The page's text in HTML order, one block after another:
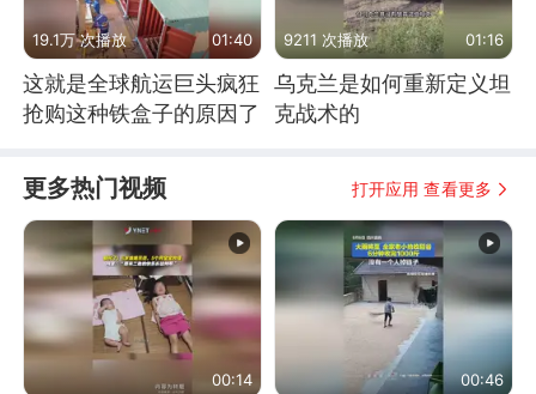
19.1万 次播放 01:40
这就是全球航运巨头疯狂
抢购这种铁盒子的原因了
9211 次播放 01:16
乌克兰是如何重新定义坦
克战术的
更多热门视频 打开应用 查看更多
00:14 00:46